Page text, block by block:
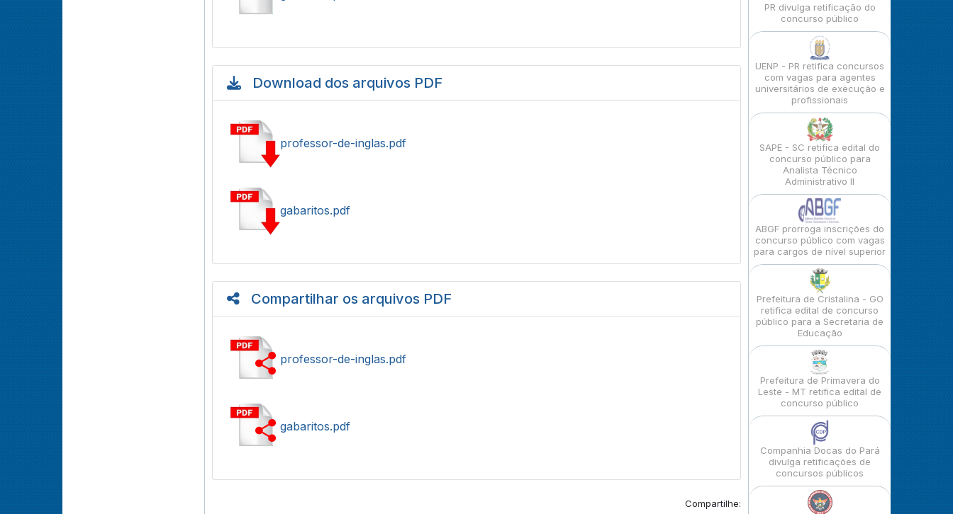
Download dos arquivos PDF
professor-de-inglas.pdf
gabaritos.pdf
Compartilhar os arquivos PDF
professor-de-inglas.pdf
gabaritos.pdf
Compartilhe:
PR divulga retificação do
concurso público
UENP - PR retifica concursos
com vagas para agentes
universitários de execução e
profissionais
SAPE - SC retifica edital do
concurso público para
Analista Técnico
Administrativo II
ABGF prorroga inscrições do
concurso público com vagas
para cargos de nível superior
Prefeitura de Cristalina - GO
retifica edital de concurso
público para a Secretaria de
Educação
Prefeitura de Primavera do
Leste - MT retifica edital de
concurso público
Companhia Docas do Pará
divulga retificações de
concursos públicos